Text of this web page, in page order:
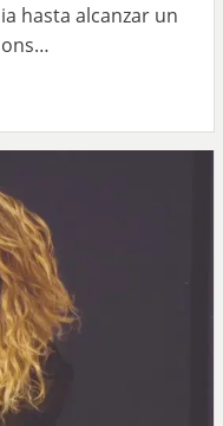
hasta alcanzar un